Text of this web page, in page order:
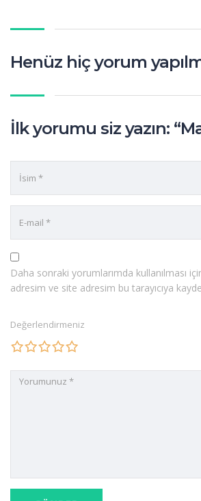
Henüz hiç yorum
İlk yorumu siz yazın:
Daha sonraki yorumlarımda kullanılması
adresim ve site adresim bu tarayıcıya
Değerlendirmeniz